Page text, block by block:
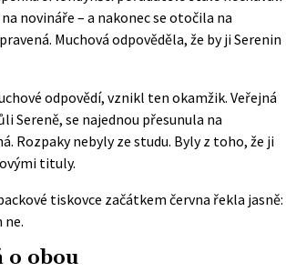
novináře – a nakonec se otočila na
Muchová odpověděla, že by ji Serenin
odpovědí, vznikl ten okamžik. Veřejná
se najednou přesunula na
Rozpaky nebyly ze studu. Byly z toho, že ji
tituly.
tiskovce začátkem června řekla jasně:
ne.
o obou